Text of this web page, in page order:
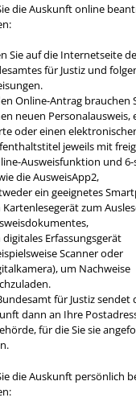
die Auskunft online
Sie auf die Internetseite
für Justiz und
Online-Antrag brauchen
neuen Personalausweis,
oder einen
jeweils mit
Ausweisfunktion und 6-
die AusweisApp2,
ein geeignetes
Kartenlesegerät zum
digitales Erfassungsgerät
Scanner oder
um Nachweise
für Justiz sendet
dann an Ihre
für die Sie sie
die Auskunft persönlich